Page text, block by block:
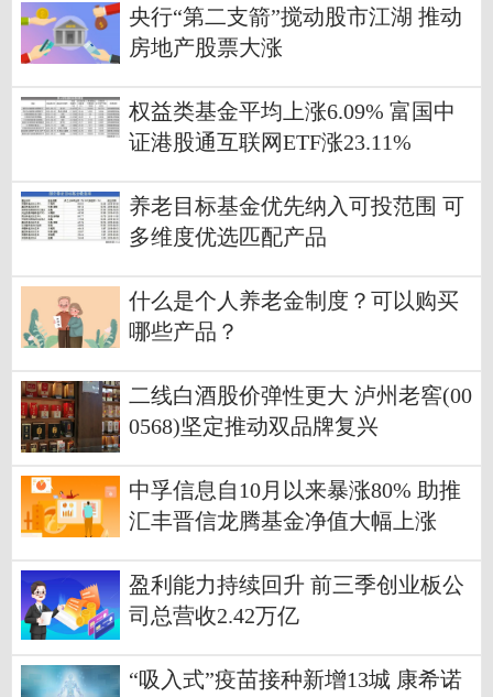
央行“第二支箭”搅动股市江湖 推动
房地产股票大涨
权益类基金平均上涨6.09% 富国中
证港股通互联网ETF涨23.11%
养老目标基金优先纳入可投范围 可
多维度优选匹配产品
什么是个人养老金制度？可以购买
哪些产品？
二线白酒股价弹性更大 泸州老窖(00
0568)坚定推动双品牌复兴
中孚信息自10月以来暴涨80% 助推
汇丰晋信龙腾基金净值大幅上涨
盈利能力持续回升 前三季创业板公
司总营收2.42万亿
“吸入式”疫苗接种新增13城 康希诺